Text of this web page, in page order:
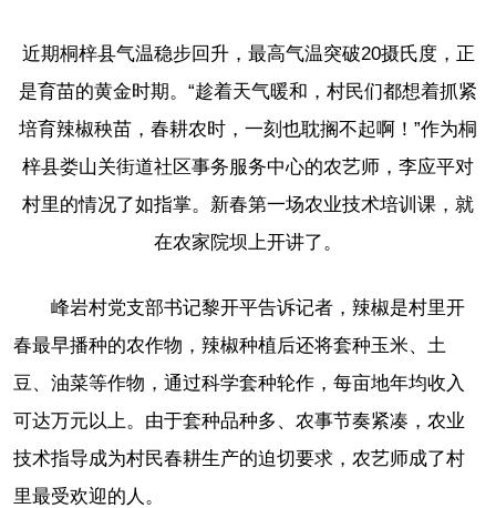
近期桐梓县气温稳步回升，最高气温突破20摄氏度，正
是育苗的黄金时期。“趁着天气暖和，村民们都想着抓紧
培育辣椒秧苗，春耕农时，一刻也耽搁不起啊！”作为桐
梓县娄山关街道社区事务服务中心的农艺师，李应平对
村里的情况了如指掌。新春第一场农业技术培训课，就
在农家院坝上开讲了。
峰岩村党支部书记黎开平告诉记者，辣椒是村里开
春最早播种的农作物，辣椒种植后还将套种玉米、土
豆、油菜等作物，通过科学套种轮作，每亩地年均收入
可达万元以上。由于套种品种多、农事节奏紧凑，农业
技术指导成为村民春耕生产的迫切要求，农艺师成了村
里最受欢迎的人。